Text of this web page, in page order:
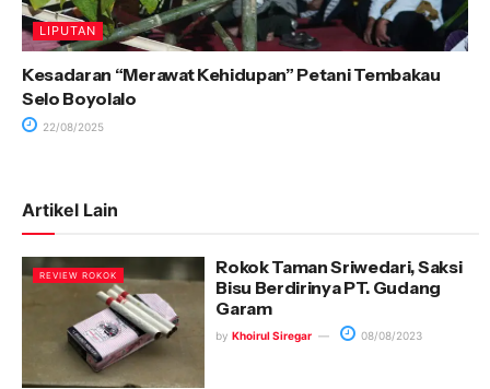
LIPUTAN
Kesadaran “Merawat Kehidupan” Petani Tembakau
Selo Boyolalo
22/08/2025
Artikel Lain
REVIEW ROKOK
Rokok Taman Sriwedari, Saksi
Bisu Berdirinya PT. Gudang
Garam
by Khoirul Siregar 08/08/2023